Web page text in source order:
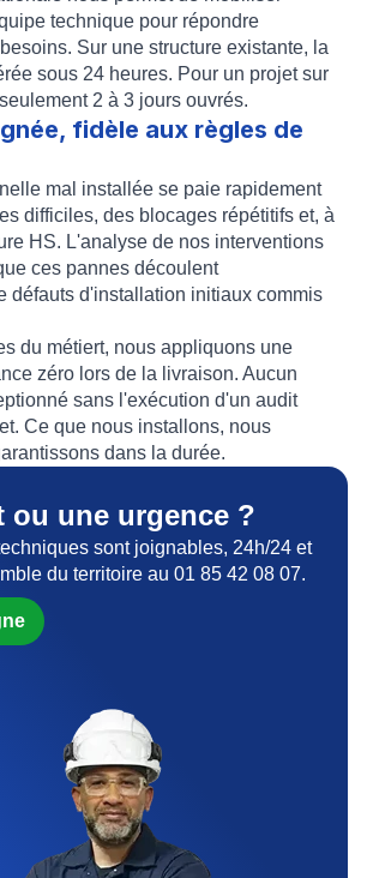
technique pour répondre
Sur une structure existante, la
sous 24 heures. Pour un projet sur
2 à 3 jours ouvrés.
fidèle aux règles de
mal installée se paie rapidement
difficiles, des blocages répétitifs et, à
HS. L'analyse de nos interventions
ces pannes découlent
défauts d'installation initiaux commis
du métiert, nous appliquons une
zéro lors de la livraison. Aucun
sans l'exécution d'un audit
Ce que nous installons, nous
dans la durée.
ou une urgence ?
sont joignables, 24h/24 et
du territoire au 01 85 42 08 07.